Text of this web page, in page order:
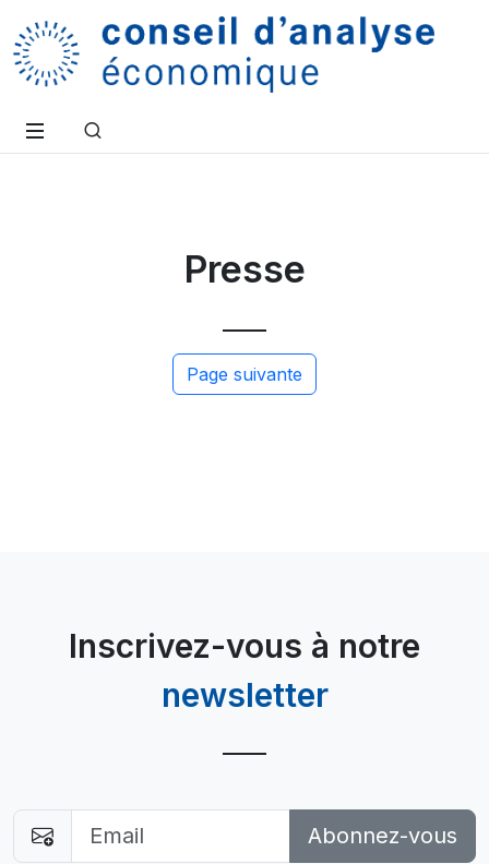
Presse
Page suivante
Inscrivez-vous à notre
newsletter
Abonnez-vous